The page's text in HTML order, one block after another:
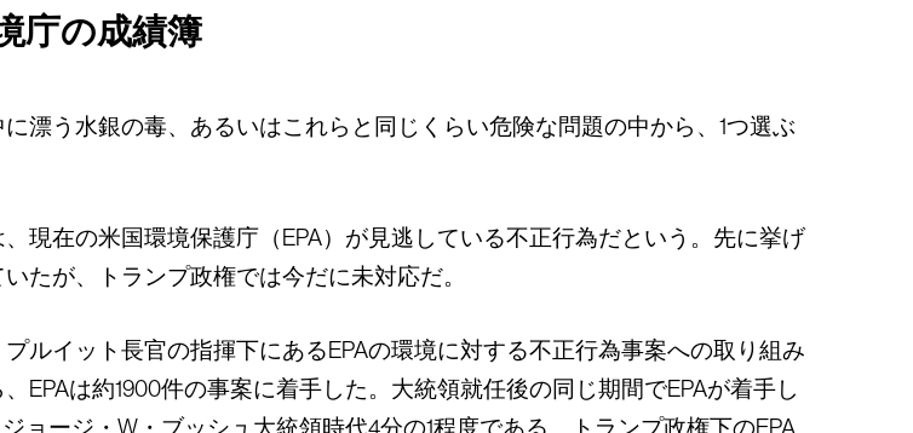
庁の成績簿
漂う水銀の毒、あるいはこれらと同じくらい危険な問題の中から、1つ選ぶ
現在の米国環境保護庁（EPA）が見逃している不正行為だという。先に挙げ
たが、トランプ政権では今だに未対応だ。
ルイット長官の指揮下にあるEPAの環境に対する不正行為事案への取り組み
EPAは約1900件の事案に着手した。大統領就任後の同じ期間でEPAが着手し
ョージ・W・ブッシュ大統領時代4分の1程度である。トランプ政権下のEPA